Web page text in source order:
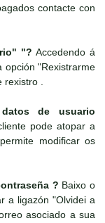
contacte con
"? Accedendo á
opción "Rexistrarme
rexistro .
de usuario
pode atopar a
modificar os
? Baixo o
a ligazón "Olvidei a
asociado a sua